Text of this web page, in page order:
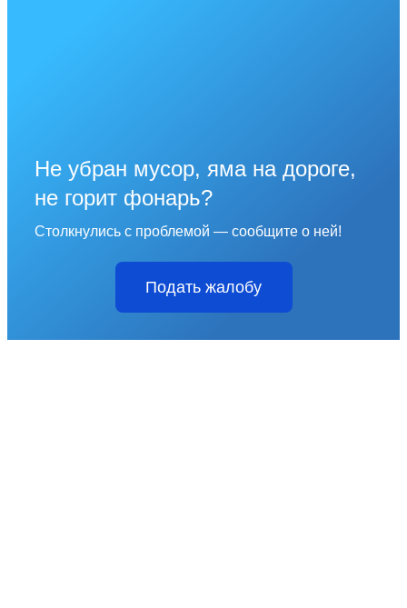
Не убран мусор, яма на дороге,
не горит фонарь?
Столкнулись с проблемой — сообщите о ней!
Подать жалобу